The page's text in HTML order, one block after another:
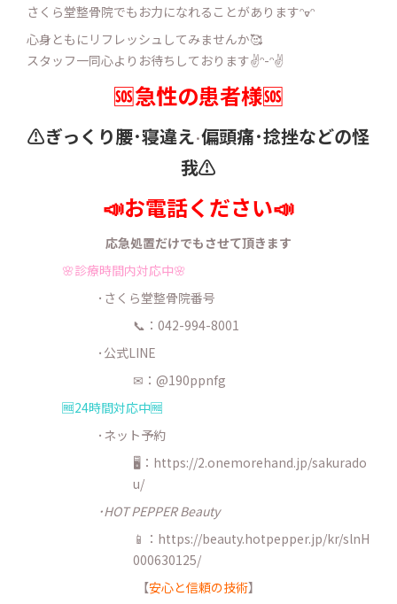
さくら堂整骨院でもお力になれることがありますᵔᢦᵔ
心身ともにリフレッシュしてみませんか🥰
スタッフ一同心よりお待ちしております✌️ᵔ-ᵔ✌️
🆘急性の患者様🆘
⚠️ぎっくり腰･寝違え･偏頭痛･捻挫などの怪
我⚠️
📣お電話ください📣
応急処置だけでもさせて頂きます
🌸診療時間内対応中🌸
･さくら堂整骨院番号
📞：042-994-8001
･公式LINE
✉：@190ppnfg
🆓24時間対応中🆓
･ネット予約
🖥：https://2.onemorehand.jp/sakurado
u/
･HOT PEPPER Beauty
📱：https://beauty.hotpepper.jp/kr/slnH
000630125/
【安心と信頼の技術】